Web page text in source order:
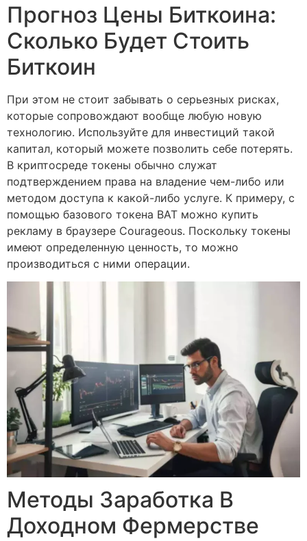
Прогноз Цены Биткоина:
Сколько Будет Стоить
Биткоин
При этом не стоит забывать о серьезных рисках,
которые сопровождают вообще любую новую
технологию. Используйте для инвестиций такой
капитал, который можете позволить себе потерять.
В криптосреде токены обычно служат
подтверждением права на владение чем-либо или
методом доступа к какой-либо услуге. К примеру, с
помощью базового токена BAT можно купить
рекламу в браузере Courageous. Поскольку токены
имеют определенную ценность, то можно
производиться с ними операции.
Методы Заработка В
Доходном Фермерстве